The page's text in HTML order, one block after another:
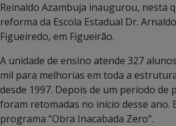
Reinaldo Azambuja inaugurou, nesta
reforma da Escola Estadual Dr.
Figueiredo, em Figueirão.
A unidade de ensino atende 327
mil para melhorias em toda a
desde 1997. Depois de um período de
foram retomadas no início desse ano.
programa “Obra Inacabada Zero”.